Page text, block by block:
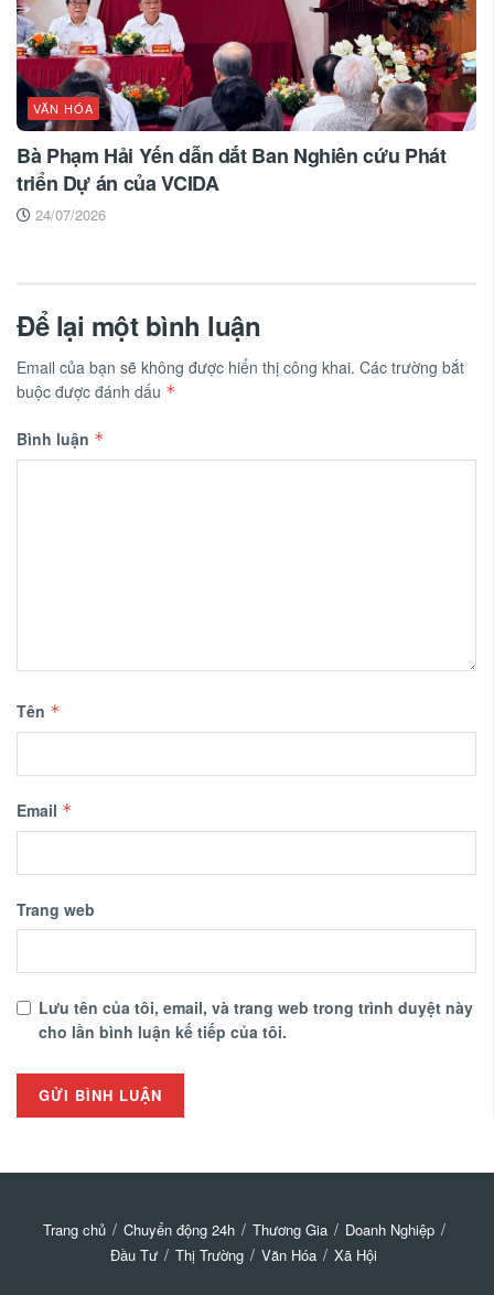
VĂN HÓA
Bà Phạm Hải Yến dẫn dắt Ban Nghiên cứu Phát
triển Dự án của VCIDA
24/07/2026
Để lại một bình luận
Email của bạn sẽ không được hiển thị công khai. Các trường bắt
buộc được đánh dấu *
Bình luận *
Tên *
Email *
Trang web
Lưu tên của tôi, email, và trang web trong trình duyệt này
cho lần bình luận kế tiếp của tôi.
Trang chủ Chuyển động 24h Thương Gia
Doanh Nghiệp
Đầu Tư
Thị Trường Văn Hóa Xã Hội